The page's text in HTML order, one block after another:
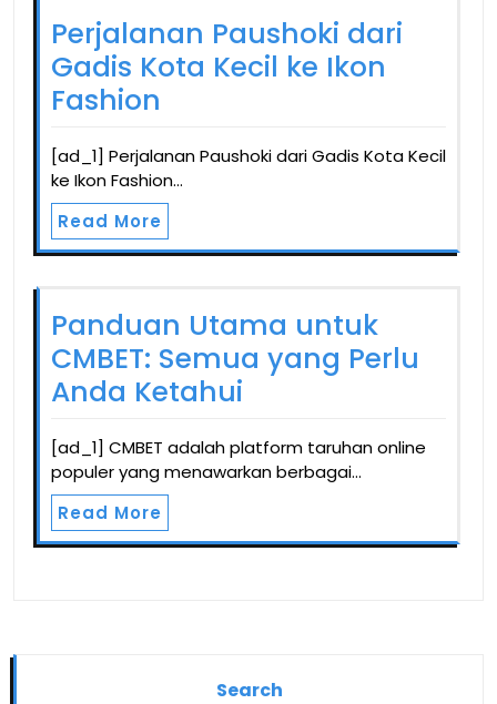
Perjalanan Paushoki dari
Gadis Kota Kecil ke Ikon
Fashion
[ad_1] Perjalanan Paushoki dari Gadis Kota Kecil
ke Ikon Fashion…
Read More
Panduan Utama untuk
CMBET: Semua yang Perlu
Anda Ketahui
[ad_1] CMBET adalah platform taruhan online
populer yang menawarkan berbagai…
Read More
Search